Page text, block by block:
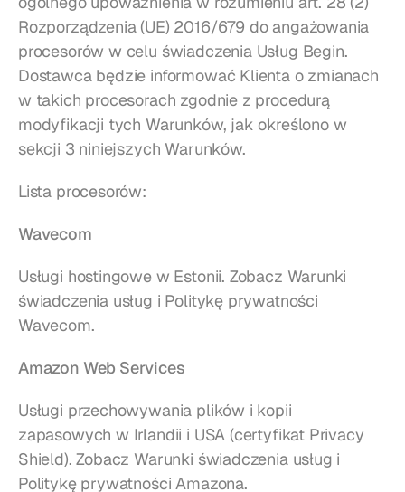
Rozporządzenia (UE) 2016/679 do angażowania
procesorów w celu świadczenia Usług Begin.
Dostawca będzie informować Klienta o zmianach
w takich procesorach zgodnie z procedurą
modyfikacji tych Warunków, jak określono w
sekcji 3 niniejszych Warunków.
Lista procesorów:
Wavecom
Usługi hostingowe w Estonii. Zobacz Warunki
świadczenia usług i Politykę prywatności
Wavecom.
Amazon Web Services
Usługi przechowywania plików i kopii
zapasowych w Irlandii i USA (certyfikat Privacy
Shield). Zobacz Warunki świadczenia usług
Politykę prywatności Amazona.